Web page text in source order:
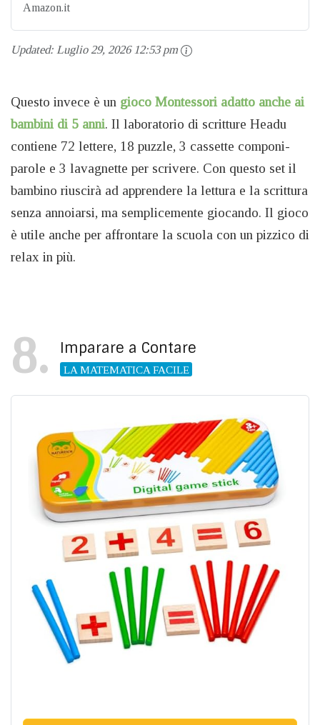
Amazon.it
Updated: Luglio 29, 2026 12:53 pm
Questo invece è un gioco Montessori adatto anche ai
bambini di 5 anni. Il laboratorio di scritture Headu
contiene 72 lettere, 18 puzzle, 3 cassette componi-
parole e 3 lavagnette per scrivere. Con questo set il
bambino riuscirà ad apprendere la lettura e la scrittura
senza annoiarsi, ma semplicemente giocando. Il gioco
è utile anche per affrontare la scuola con un pizzico di
relax in più.
8 Imparare a Contare
LA MATEMATICA FACILE